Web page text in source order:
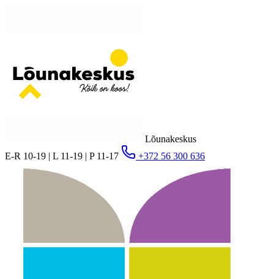
Lõunakeskus
E-R 10-19 | L 11-19 | P 11-17
+372 56 300 636